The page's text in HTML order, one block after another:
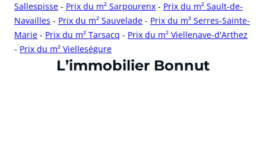
Sallespisse - Prix du m² Sarpourenx - Prix du m² Sault-de-
Navailles - Prix du m² Sauvelade - Prix du m² Serres-Sainte-
Marie - Prix du m² Tarsacq - Prix du m² Viellenave-d'Arthez
- Prix du m² Vielleségure
cliquer pour afficher plus du text
L’immobilier Bonnut